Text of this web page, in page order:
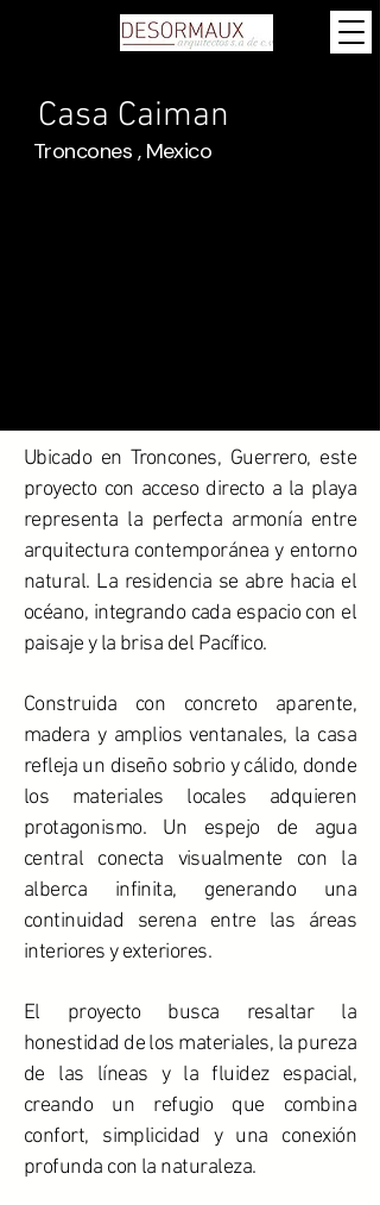
Casa Caiman
Troncones , Mexico
Ubicado en Troncones, Guerrero, este
proyecto con acceso directo a la playa
representa la perfecta armonía entre
arquitectura contemporánea y entorno
natural. La residencia se abre hacia el
océano, integrando cada espacio con el
paisaje y la brisa del Pacífico.
Construida con concreto aparente,
madera y amplios ventanales, la casa
refleja un diseño sobrio y cálido, donde
los materiales locales adquieren
protagonismo. Un espejo de agua
central conecta visualmente con la
alberca infinita, generando una
continuidad serena entre las áreas
interiores y exteriores.
El proyecto busca resaltar la
honestidad de los materiales, la pureza
de las líneas y la fluidez espacial,
creando un refugio que combina
confort, simplicidad y una conexión
profunda con la naturaleza.